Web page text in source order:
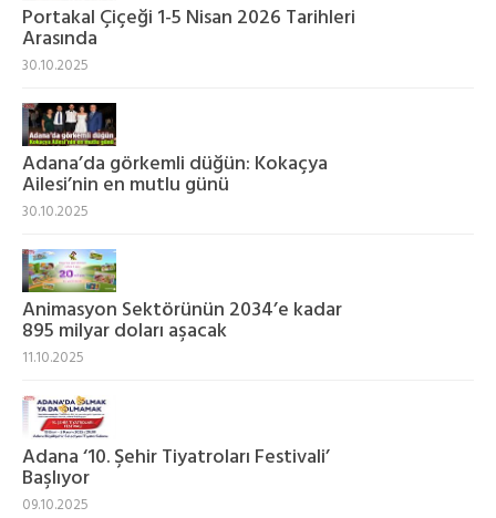
Portakal Çiçeği 1-5 Nisan 2026 Tarihleri
Arasında
30.10.2025
Adana’da görkemli düğün: Kokaçya
Ailesi’nin en mutlu günü
30.10.2025
Animasyon Sektörünün 2034’e kadar
895 milyar doları aşacak
11.10.2025
Adana ‘10. Şehir Tiyatroları Festivali’
Başlıyor
09.10.2025